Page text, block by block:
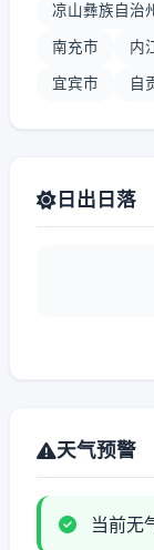
凉山彝族自治
南充市 内
宜宾市 自
日出日落
天气预警
当前无